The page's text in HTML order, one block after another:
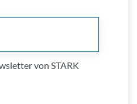
von STARK